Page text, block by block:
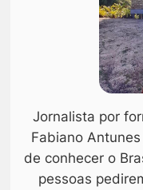
Jornalista por
Fabiano
de conhecer o
pessoas